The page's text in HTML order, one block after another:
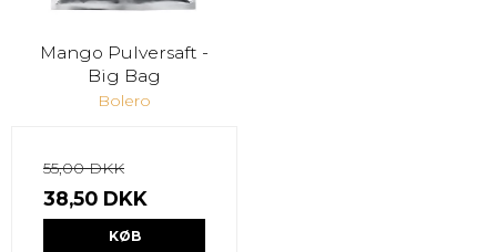
Mango Pulversaft -
Big Bag
Bolero
55,00 DKK
38,50 DKK
KØB